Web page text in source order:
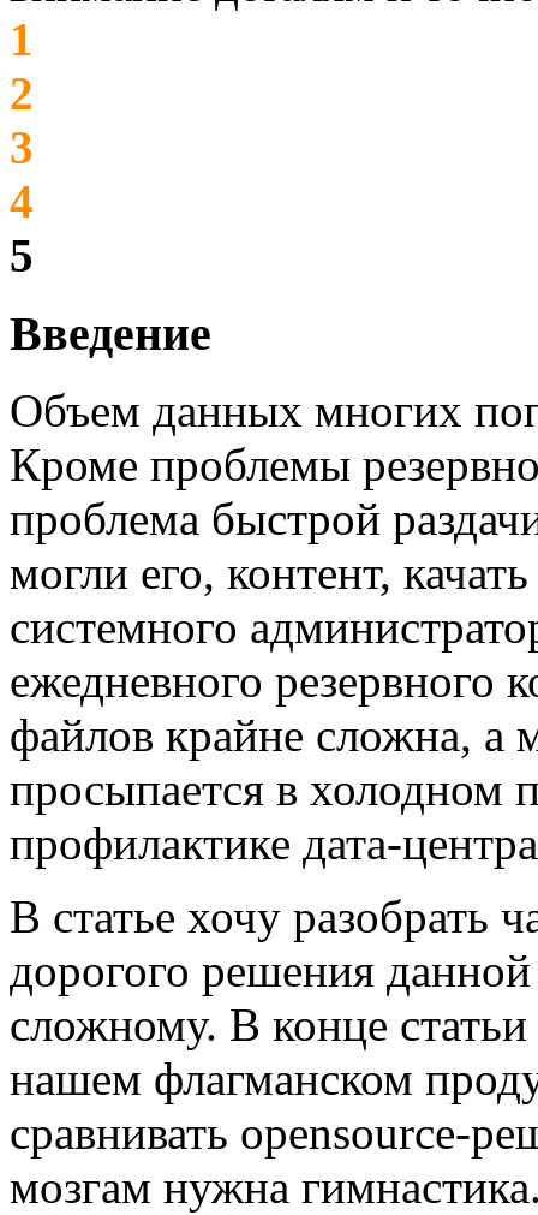
1
2
3
4
5
Введение
Объем данных многих
Кроме проблемы
проблема быстрой
могли его, контент,
системного
ежедневного резервного
файлов крайне сложна, а
просыпается в холодном
профилактике дата-
В статье хочу разобрать
дорогого решения
сложному. В конце
нашем флагманском
сравнивать opensource-
мозгам нужна